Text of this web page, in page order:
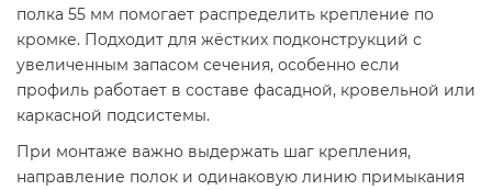
полка 55 мм помогает распределить крепление по
кромке. Подходит для жёстких подконструкций с
увеличенным запасом сечения, особенно если
профиль работает в составе фасадной, кровельной или
каркасной подсистемы.
При монтаже важно выдержать шаг крепления,
направление полок и одинаковую линию примыкания